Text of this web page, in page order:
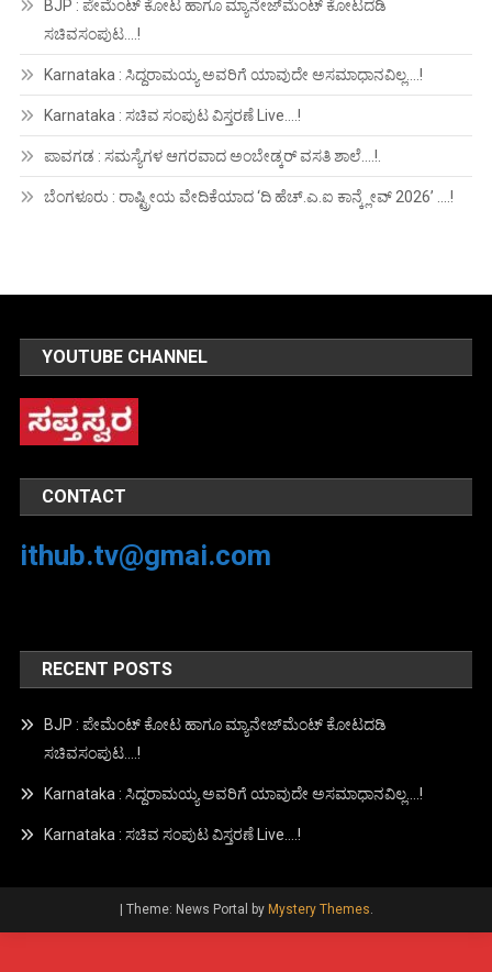
BJP : ಪೇಮೆಂಟ್ ಕೋಟ ಹಾಗೂ ಮ್ಯಾನೇಜ್‍ಮೆಂಟ್ ಕೋಟದಡಿ
ಸಚಿವಸಂಪುಟ….!
Karnataka : ಸಿದ್ದರಾಮಯ್ಯ ಅವರಿಗೆ ಯಾವುದೇ ಅಸಮಾಧಾನವಿಲ್ಲ….!
Karnataka : ಸಚಿವ ಸಂಪುಟ ವಿಸ್ತರಣೆ Live….!
ಪಾವಗಡ : ಸಮಸ್ಯೆಗಳ ಆಗರವಾದ ಅಂಬೇಡ್ಕರ್ ವಸತಿ ಶಾಲೆ….!.
ಬೆಂಗಳೂರು : ರಾಷ್ಟ್ರೀಯ ವೇದಿಕೆಯಾದ ‘ದಿ ಹೆಚ್.ಎ.ಐ ಕಾನ್ಕ್ಲೇವ್ 2026’ ….!
YOUTUBE CHANNEL
CONTACT
ithub.tv@gmai.com
RECENT POSTS
BJP : ಪೇಮೆಂಟ್ ಕೋಟ ಹಾಗೂ ಮ್ಯಾನೇಜ್‍ಮೆಂಟ್ ಕೋಟದಡಿ
ಸಚಿವಸಂಪುಟ….!
Karnataka : ಸಿದ್ದರಾಮಯ್ಯ ಅವರಿಗೆ ಯಾವುದೇ ಅಸಮಾಧಾನವಿಲ್ಲ….!
Karnataka : ಸಚಿವ ಸಂಪುಟ ವಿಸ್ತರಣೆ Live….!
Theme: News Portal by Mystery Themes.